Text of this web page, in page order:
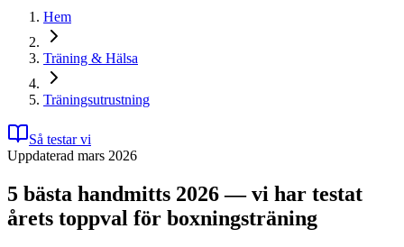
Hem
Träning & Hälsa
Träningsutrustning
Så testar vi
Uppdaterad mars 2026
5 bästa handmitts 2026 — vi har testat
årets toppval för boxningsträning